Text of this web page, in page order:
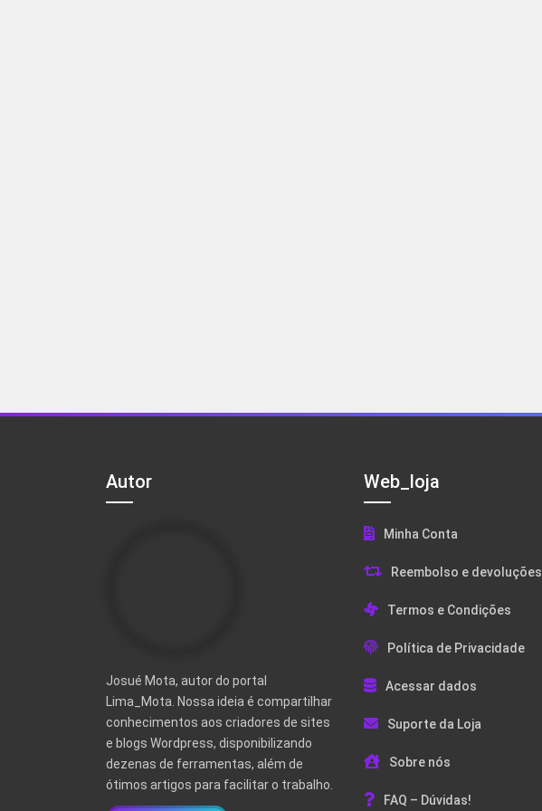
Autor
Josué Mota, autor do portal
Lima_Mota. Nossa ideia é compartilhar
conhecimentos aos criadores de sites
e blogs Wordpress, disponibilizando
dezenas de ferramentas, além de
ótimos artigos para facilitar o trabalho.
Web_loja
Minha Conta
Reembolso e devoluções
Termos e Condições
Política de Privacidade
Acessar dados
Suporte da Loja
Sobre nós
FAQ – Dúvidas!